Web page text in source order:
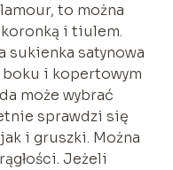
to można
i tiulem.
sukienka satynowa
boku i kopertowym
może wybrać
sprawdzi się
i gruszki. Można
Jeżeli